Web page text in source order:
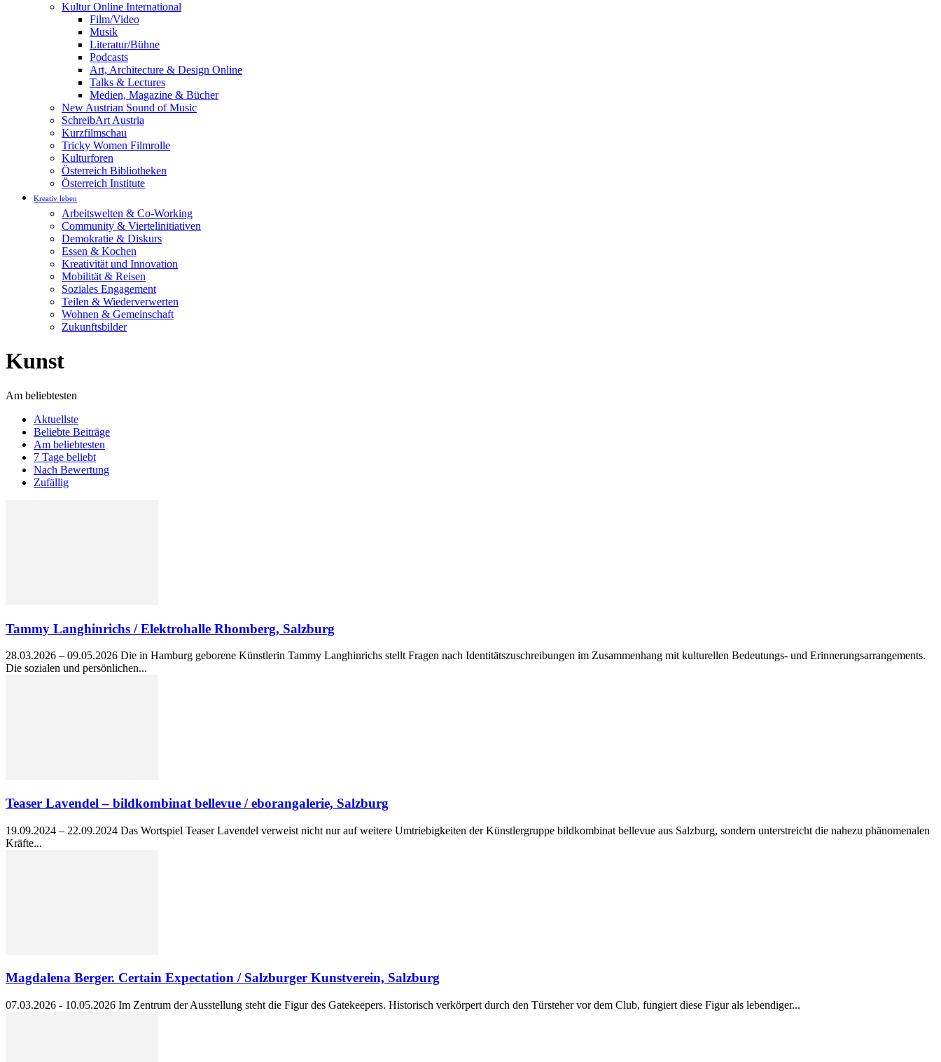
Kultur Online International
Film/Video
Musik
Literatur/Bühne
Podcasts
Art, Architecture & Design Online
Talks & Lectures
Medien, Magazine & Bücher
New Austrian Sound of Music
SchreibArt Austria
Kurzfilmschau
Tricky Women Filmrolle
Kulturforen
Österreich Bibliotheken
Österreich Institute
Kreativ leben
Arbeitswelten & Co-Working
Community & Viertelinitiativen
Demokratie & Diskurs
Essen & Kochen
Kreativität und Innovation
Mobilität & Reisen
Soziales Engagement
Teilen & Wiederverwerten
Wohnen & Gemeinschaft
Zukunftsbilder
Kunst
Am beliebtesten
Aktuellste
Beliebte Beiträge
Am beliebtesten
7 Tage beliebt
Nach Bewertung
Zufällig
Tammy Langhinrichs / Elektrohalle Rhomberg, Salzburg
28.03.2026 – 09.05.2026 Die in Hamburg geborene Künstlerin Tammy Langhinrichs stellt Fragen nach Identitätszuschreibungen im Zusammenhang mit kulturellen Bedeutungs- und Erinnerungsarrangements.
Die sozialen und persönlichen...
Teaser Lavendel – bildkombinat bellevue / eborangalerie, Salzburg
19.09.2024 – 22.09.2024 Das Wortspiel Teaser Lavendel verweist nicht nur auf weitere Umtriebigkeiten der Künstlergruppe bildkombinat bellevue aus Salzburg, sondern unterstreicht die nahezu phänomenalen
Kräfte...
Magdalena Berger. Certain Expectation / Salzburger Kunstverein, Salzburg
07.03.2026 - 10.05.2026 Im Zentrum der Ausstellung steht die Figur des Gatekeepers. Historisch verkörpert durch den Türsteher vor dem Club, fungiert diese Figur als lebendiger...